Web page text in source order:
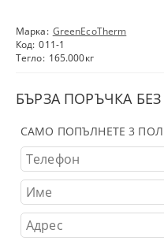
Марка: GreenEcoTherm
Код: 011-1
Тегло: 165.000кг
БЪРЗА ПОРЪЧКА
САМО ПОПЪЛНЕТЕ 3